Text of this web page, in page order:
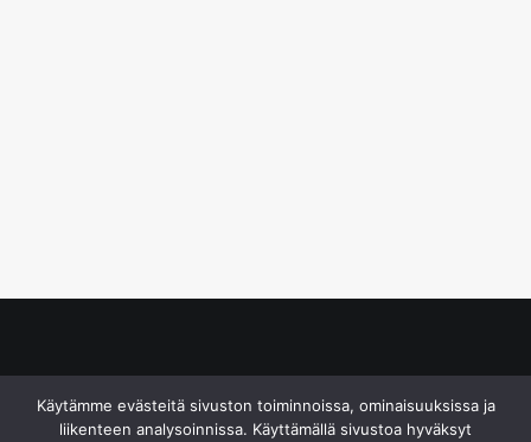
Käytämme evästeitä sivuston toiminnoissa, ominaisuuksissa ja
liikenteen analysoinnissa. Käyttämällä sivustoa hyväksyt